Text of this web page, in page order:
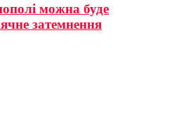
можна буде
затемнення